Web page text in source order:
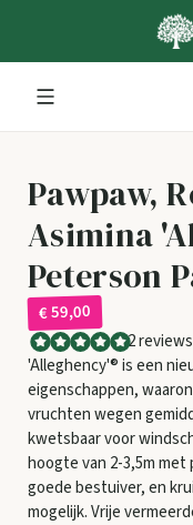
Pawpaw,
Asimina
Peterson
€ 59,00
2 reviews
'Alleghency'® is een
eigenschappen,
vruchten wegen
kwetsbaar voor
hoogte van 2-3,5m met
goede bestuiver, en
mogelijk. Vrije